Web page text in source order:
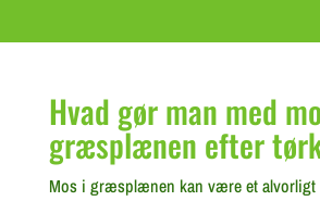
Hvad gør man med
græsplænen efter
Mos i græsplænen kan være et